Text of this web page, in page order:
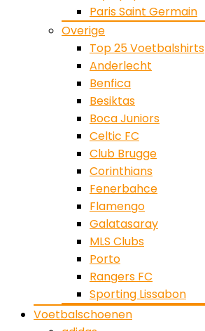
Paris Saint Germain
Overige
Top 25 Voetbalshirts
Anderlecht
Benfica
Besiktas
Boca Juniors
Celtic FC
Club Brugge
Corinthians
Fenerbahce
Flamengo
Galatasaray
MLS Clubs
Porto
Rangers FC
Sporting Lissabon
Voetbalschoenen